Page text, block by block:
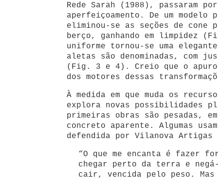
Rede Sarah (1988), passaram
aperfeiçoamento. De um modelo
eliminou-se as seções de cone
berço, ganhando em limpidez
uniforme tornou-se uma
aletas são denominadas, com
(Fig. 3 e 4). Creio que o apuro
dos motores dessas
À medida em que muda os
explora novas possibilidades
primeiras obras são pesadas, em
concreto aparente. Algumas
defendida por Vilanova
“O que me encanta é fazer
chegar perto da terra e
cair, vencida pelo peso.